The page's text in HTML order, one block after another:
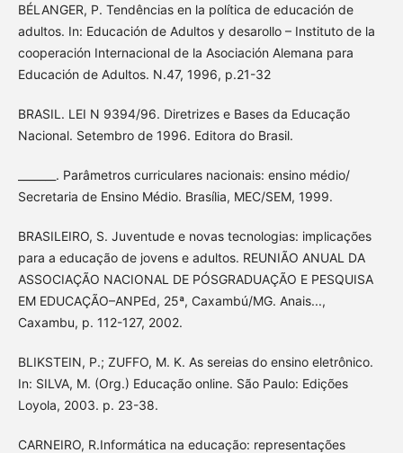
BÉLANGER, P. Tendências en la política de educación de
adultos. In: Educación de Adultos y desarollo – Instituto de la
cooperación Internacional de la Asociación Alemana para
Educación de Adultos. N.47, 1996, p.21-32
BRASIL. LEI N 9394/96. Diretrizes e Bases da Educação
Nacional. Setembro de 1996. Editora do Brasil.
_______. Parâmetros curriculares nacionais: ensino médio/
Secretaria de Ensino Médio. Brasília, MEC/SEM, 1999.
BRASILEIRO, S. Juventude e novas tecnologias: implicações
para a educação de jovens e adultos. REUNIÃO ANUAL DA
ASSOCIAÇÃO NACIONAL DE PÓSGRADUAÇÃO E PESQUISA
EM EDUCAÇÃO–ANPEd, 25ª, Caxambú/MG. Anais...,
Caxambu, p. 112-127, 2002.
BLIKSTEIN, P.; ZUFFO, M. K. As sereias do ensino eletrônico.
In: SILVA, M. (Org.) Educação online. São Paulo: Edições
Loyola, 2003. p. 23-38.
CARNEIRO, R.Informática na educação: representações